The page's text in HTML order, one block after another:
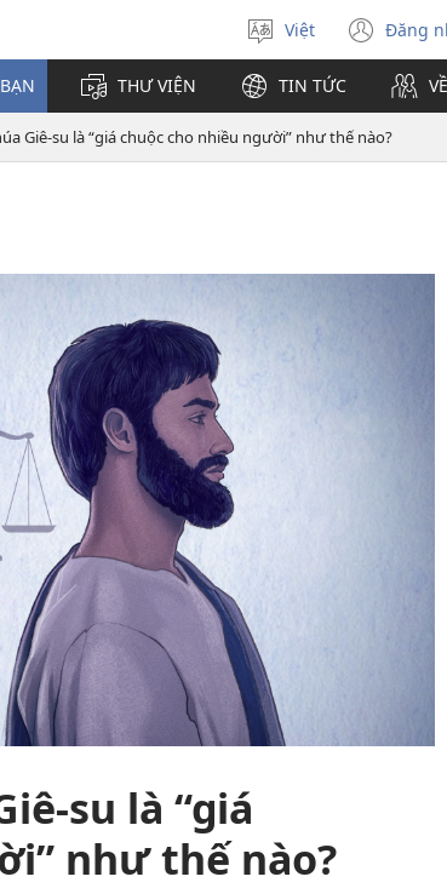
Chọn
ngôn
ngữ
Việt Đăng(mở
cửa
sổ
mới)
THƯ VIỆN TIN TỨC
Giê-su là “giá chuộc cho nhiều người” như thế nào?
su là “giá
như thế nào?